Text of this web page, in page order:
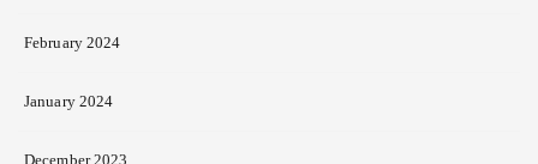
February 2024
January 2024
December 2023